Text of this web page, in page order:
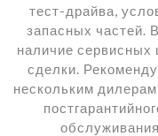
тест-драйва,
запасных частей.
наличие сервисных
сделки.
нескольким